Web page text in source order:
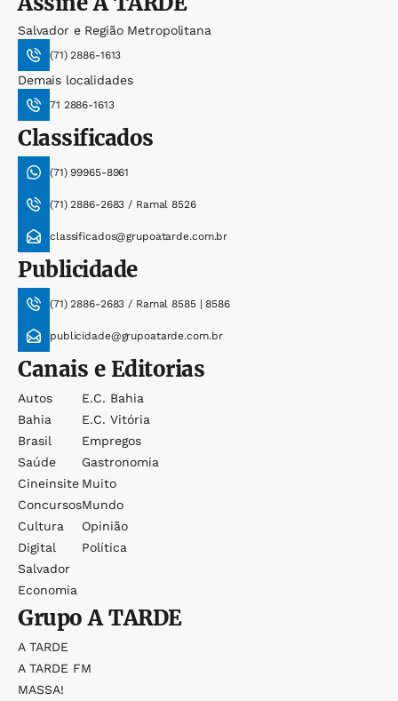
Salvador e Região Metropolitana
(71) 2886-1613
Demais localidades
71 2886-1613
Classificados
(71) 99965-8961
(71) 2886-2683 / Ramal 8526
classificados@grupoatarde.com.br
Publicidade
(71) 2886-2683 / Ramal 8585 | 8586
publicidade@grupoatarde.com.br
Canais e Editorias
Autos
Bahia
Brasil
Saúde
Cineinsite
Concursos
Cultura
Digital
Salvador
Economia
E.c. Bahia
E.c. Vitória
Empregos
Gastronomia
Muito
Mundo
Opinião
Política
GrupoA TARDE
A TARDE
A TARDE FM
MASSA!